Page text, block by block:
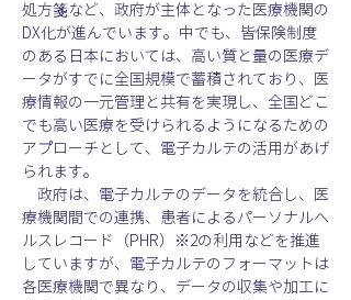
処方箋など、政府が主体となった医療機関の
DX化が進んでいます。中でも、皆保険制度
のある日本においては、高い質と量の医療デ
ータがすでに全国規模で蓄積されており、医
療情報の一元管理と共有を実現し、全国どこ
でも高い医療を受けられるようになるための
アプローチとして、電子カルテの活用があげ
られます。
政府は、電子カルテのデータを統合し、医
療機関間での連携、患者によるパーソナルヘ
ルスレコード（PHR）※2の利用などを推進
していますが、電子カルテのフォーマットは
各医療機関で異なり、データの収集や加工に